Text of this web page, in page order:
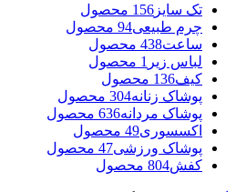
تک سایز 156 محصول
چرم طبیعی94 محصول
ساعت438 محصول
لباس زیر 1 محصول
کیف136 محصول
پوشاک زنانه304 محصول
پوشاک مردانه636 محصول
اکسسوری49 محصول
پوشاک ورزشی47 محصول
کفش804 محصول